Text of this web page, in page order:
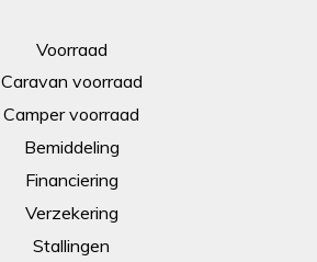
Voorraad
Caravan voorraad
Camper voorraad
Bemiddeling
Financiering
Verzekering
Stallingen